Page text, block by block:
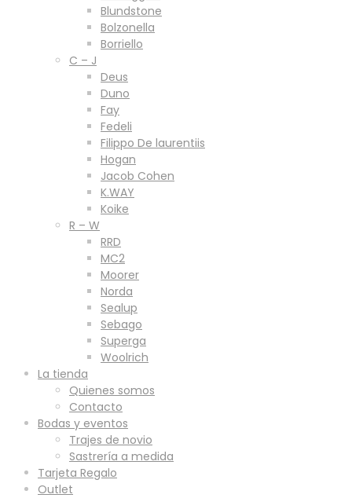
Blundstone
Bolzonella
Borriello
C – J
Deus
Duno
Fay
Fedeli
Filippo De laurentiis
Hogan
Jacob Cohen
K.WAY
Koike
R – W
RRD
MC2
Moorer
Norda
Sealup
Sebago
Superga
Woolrich
La tienda
Quienes somos
Contacto
Bodas y eventos
Trajes de novio
Sastrería a medida
Tarjeta Regalo
Outlet